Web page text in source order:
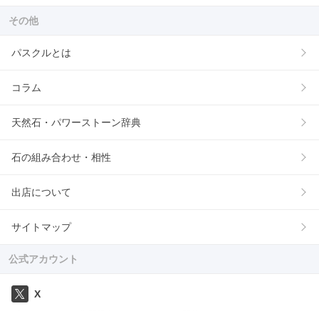
その他
パスクルとは
コラム
天然石・パワーストーン辞典
石の組み合わせ・相性
出店について
サイトマップ
公式アカウント
X